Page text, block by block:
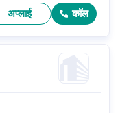
बेनिफिट्स पद और कंपनी
अप्लाई कॉल